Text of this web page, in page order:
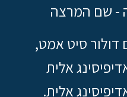
- שם המרצה
דולור סיט אמט,
אלית
אלית.